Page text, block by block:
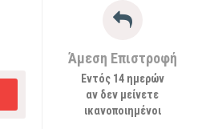
Άμεση Επιστροφή
Εντός 14 ημερών
αν δεν μείνετε
ικανοποιημένοι